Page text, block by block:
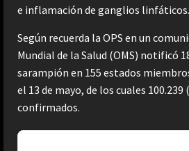
e inflamación de ganglios linfáticos.
Según recuerda la OPS en un
Mundial de la Salud (OMS) notificó
sarampión en 155 estados
el 13 de mayo, de los cuales
confirmados.